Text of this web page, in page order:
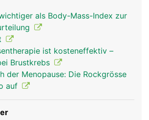
bewegt. Dadurch ist das
etwas geringer als beim
Schulter. Damit die Gelenke nicht
sind sie mit Gelenkknorpel
eingebettet. Das
von einer festen Gelenkkapsel
kräftige Bänder und den
stabilisiert. Die Bewegung
durch das Zusammenspiel von
und Muskeln ermöglicht.
als Body-Mass-Index zur
ist kosteneffektiv –
Brustkrebs
der Menopause: Die Rockgrösse
auf